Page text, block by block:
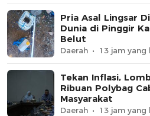
Pria Asal Lingsar
Dunia di Pinggir
Belut
Daerah 13 jam yang
Tekan Inflasi,
Ribuan Polybag
Masyarakat
Daerah 13 jam yang